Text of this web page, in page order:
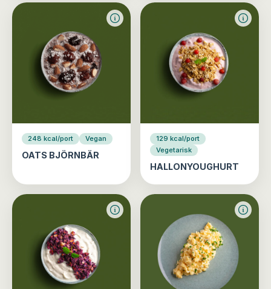
248 kcal/port Vegan
OATS BJÖRNBÄR
129 kcal/port
Vegetarisk
HALLONYOUGHURT